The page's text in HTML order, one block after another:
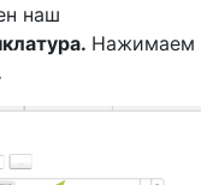
наш
Нажимаем